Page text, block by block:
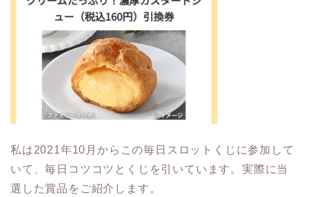
私は2021年10月からこの毎日スロットくじに参加して
いて、毎日コツコツとくじを引いています。実際に当
選した賞品をご紹介します。